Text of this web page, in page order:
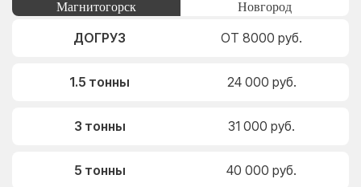
Магнитогорск
Новгород
ДОГРУЗ ОТ 8000 руб.
1.5 тонны 24 000 руб.
3 тонны 31 000 руб.
5 тонны 40 000 руб.